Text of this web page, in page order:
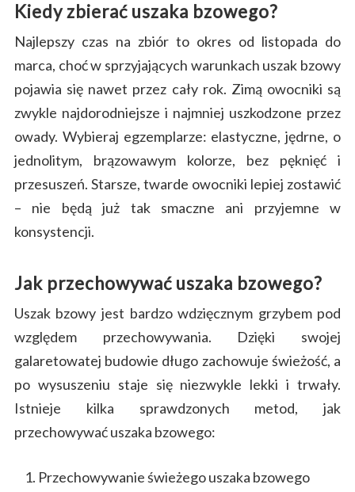
Kiedy zbierać uszaka bzowego?
Najlepszy czas na zbiór to okres od listopada do
marca, choć w sprzyjających warunkach uszak bzowy
pojawia się nawet przez cały rok. Zimą owocniki są
zwykle najdorodniejsze i najmniej uszkodzone przez
owady. Wybieraj egzemplarze: elastyczne, jędrne, o
jednolitym, brązowawym kolorze, bez pęknięć i
przesuszeń. Starsze, twarde owocniki lepiej zostawić
– nie będą już tak smaczne ani przyjemne w
konsystencji.
Jak przechowywać uszaka bzowego?
Uszak bzowy jest bardzo wdzięcznym grzybem pod
względem przechowywania. Dzięki swojej
galaretowatej budowie długo zachowuje świeżość, a
po wysuszeniu staje się niezwykle lekki i trwały.
Istnieje kilka sprawdzonych metod, jak
przechowywać uszaka bzowego:
Przechowywanie świeżego uszaka bzowego